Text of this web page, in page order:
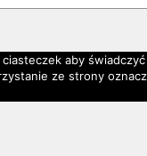
aby
ze strony